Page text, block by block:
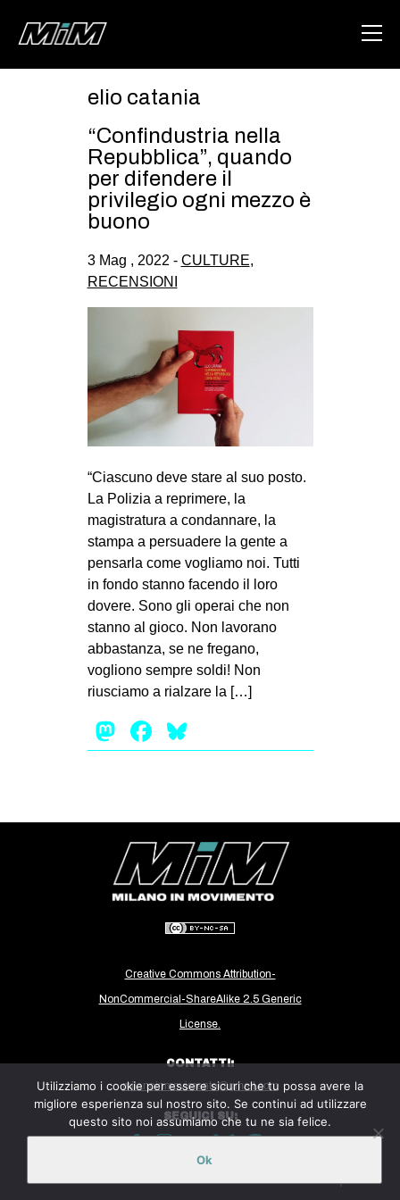
ABOUT
AREA
DEGENERAZIONE
GAZA FREESTYLE
CSOA LAMBRETTA
STUDENTI TSUNAMI
ZAM
MILANO
MOBILITAZIONI
SPAZI
SPORT POPOLARE
MOVIMENTI
AMBIENTE
ANTIFASCISMO
DIRITTO ALL’ABITARE
MIGRAZIONI
PRECARIATO
REPRESSIONE
ARTE
CINEMA
RECENSIONI
INTERNAZIONALE
AMERICHE
ESTREMO ORIENTE
EUROPA
MEDIO ORIENTE
MONDO
elio catania
“Confindustria nella
Repubblica”, quando
per difendere il
privilegio ogni mezzo è
buono
3 Mag , 2022 - CULTURE,
RECENSIONI
“Ciascuno deve stare al suo posto.
La Polizia a reprimere, la
magistratura a condannare, la
stampa a persuadere la gente a
pensarla come vogliamo noi. Tutti
in fondo stanno facendo il loro
dovere. Sono gli operai che non
stanno al gioco. Non lavorano
abbastanza, se ne fregano,
vogliono sempre soldi! Non
riusciamo a rialzare la […]
Mastodon
Facebook
Creative Commons Attribution-
NonCommercial-ShareAlike 2.5 Generic
License.
CONTATTI:
milanoinmovimento@gmail.com
SEGUICI SU:
Utilizziamo i cookie per essere sicuri che tu possa avere la
migliore esperienza sul nostro sito. Se continui ad utilizzare
questo sito noi assumiamo che tu ne sia felice.
Ok